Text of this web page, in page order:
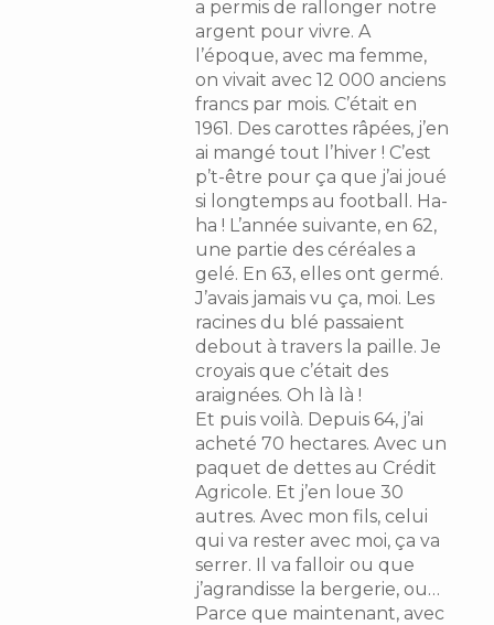
a permis de rallonger notre
argent pour vivre. A
l’époque, avec ma femme,
on vivait avec 12 000 anciens
francs par mois. C’était en
1961. Des carottes râpées, j’en
ai mangé tout l’hiver ! C’est
p’t-être pour ça que j’ai joué
si longtemps au football. Ha-
ha ! L’année suivante, en 62,
une partie des céréales a
gelé. En 63, elles ont germé.
J’avais jamais vu ça, moi. Les
racines du blé passaient
debout à travers la paille. Je
croyais que c’était des
araignées. Oh là là !
Et puis voilà. Depuis 64, j’ai
acheté 70 hectares. Avec un
paquet de dettes au Crédit
Agricole. Et j’en loue 30
autres. Avec mon fils, celui
qui va rester avec moi, ça va
serrer. Il va falloir ou que
j’agrandisse la bergerie, ou…
Parce que maintenant, avec